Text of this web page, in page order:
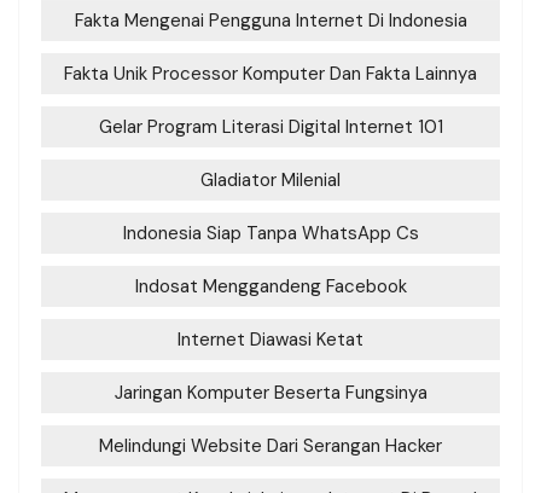
Fakta Mengenai Pengguna Internet Di Indonesia
Fakta Unik Processor Komputer Dan Fakta Lainnya
Gelar Program Literasi Digital Internet 101
Gladiator Milenial
Indonesia Siap Tanpa WhatsApp Cs
Indosat Menggandeng Facebook
Internet Diawasi Ketat
Jaringan Komputer Beserta Fungsinya
Melindungi Website Dari Serangan Hacker